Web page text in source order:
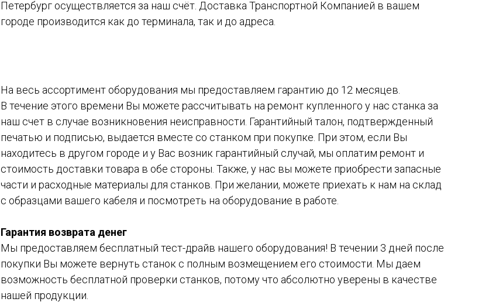
Петербург осуществляется за наш счёт. Доставка Транспортной Компанией в вашем
городе производится как до терминала, так и до адреса.
На весь ассортимент оборудования мы предоставляем гарантию до 12 месяцев.
В течение этого времени Вы можете рассчитывать на ремонт купленного у нас станка за
наш счет в случае возникновения неисправности. Гарантийный талон, подтвержденный
печатью и подписью, выдается вместе со станком при покупке. При этом, если Вы
находитесь в другом городе и у Вас возник гарантийный случай, мы оплатим ремонт и
стоимость доставки товара в обе стороны. Также, у нас вы можете приобрести запасные
части и расходные материалы для станков. При желании, можете приехать к нам на склад
с образцами вашего кабеля и посмотреть на оборудование в работе.
Гарантия возврата денег
Мы предоставляем бесплатный тест-драйв нашего оборудования! В течении 3 дней после
покупки Вы можете вернуть станок с полным возмещением его стоимости. Мы даем
возможность бесплатной проверки станков, потому что абсолютно уверены в качестве
нашей продукции.